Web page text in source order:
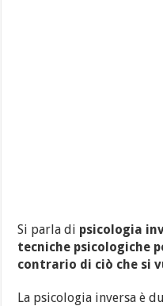
Si parla di psicologia
tecniche psicologiche
contrario di ciò che si
La psicologia inversa è